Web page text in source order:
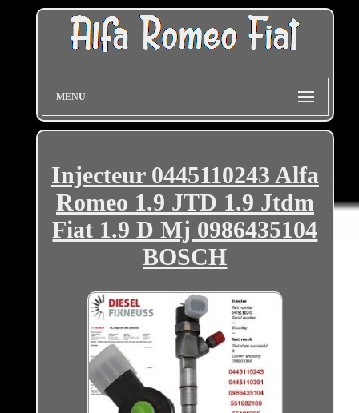
MENU
Injecteur 0445110243 Alfa
Romeo 1.9 JTD 1.9 Jtdm
Fiat 1.9 D Mj 0986435104
BOSCH